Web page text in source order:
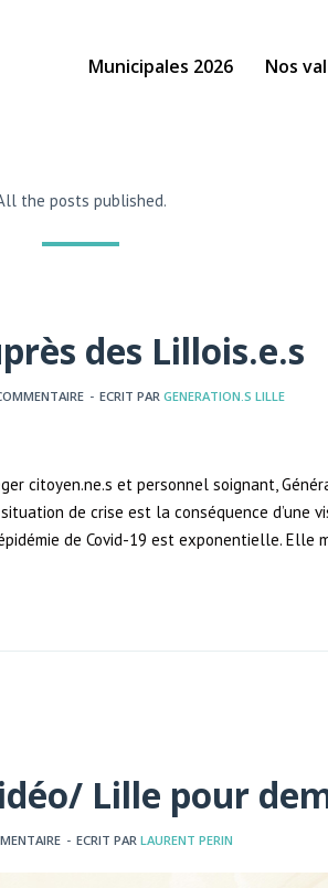
Municipales 2026 Nos
the posts published.
des Lillois.e.s
- ECRIT PAR GENERATION.S LILLE
citoyen.ne.s et personnel soignant,
de crise est la conséquence d’une
de Covid-19 est exponentielle. Elle
Lille pour
- ECRIT PAR LAURENT PERIN